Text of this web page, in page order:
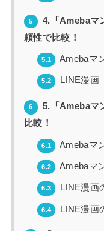
5
4.「Amebaマ
頼性で比較！
5.1 Amebaマ
5.2 LINE漫画
6
5.「Amebaマ
比較！
6.1 Amebaマ
6.2 Amebaマ
6.3 LINE漫画
6.4 LINE漫画